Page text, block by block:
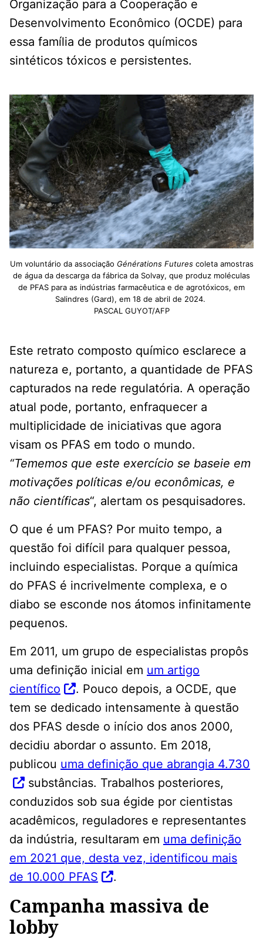
Organização para a Cooperação e
Desenvolvimento Econômico (OCDE) para
essa família de produtos químicos
sintéticos tóxicos e persistentes.
Um voluntário da associação Générations Futurescoleta amostras
de água da descarga da fábrica da Solvay, que produz moléculas
de PFAS para as indústrias farmacêutica e de agrotóxicos, em
Salindres (Gard), em 18 de abril de 2024.
PASCAL GUYOT/AFP
Este retrato composto químico esclarece a
natureza e, portanto, a quantidade de PFAS
capturados na rede regulatória. A operação
atual pode, portanto, enfraquecer a
multiplicidade de iniciativas que agora
visam os PFAS em todo o mundo.
“Tememos que este exercício se baseie em
motivações políticas e/ou econômicas, e
não científicas“, alertam os pesquisadores.
O que é um PFAS? Por muito tempo, a
questão foi difícil para qualquer pessoa,
incluindo especialistas. Porque a química
do PFAS é incrivelmente complexa, e o
diabo se esconde nos átomos infinitamente
pequenos.
Em 2011, um grupo de especialistas propôs
uma definição inicial em um artigo
científico
. Pouco depois, a OCDE, que
tem se dedicado intensamente à questão
dos PFAS desde o início dos anos 2000,
decidiu abordar o assunto. Em 2018,
publicou uma definição que abrangia 4.730
substâncias. Trabalhos posteriores,
conduzidos sob sua égide por cientistas
acadêmicos, reguladores e representantes
da indústria, resultaram em uma definição
em 2021 que, desta vez, identificou mais
de 10.000 PFAS
.
Campanha massiva de
lobby